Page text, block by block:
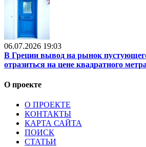
06.07.2026 19:03
В Греции вывод на рынок
отразиться на цене квадратного метра
О проекте
О ПРОЕКТЕ
КОНТАКТЫ
КАРТА САЙТА
ПОИСК
СТАТЬИ